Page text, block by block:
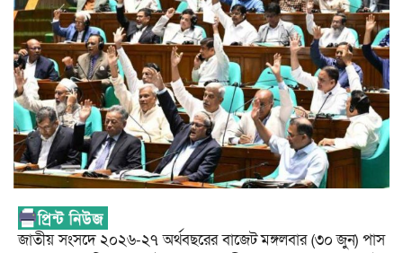
জাতীয় সংসদে ২০২৬-২৭ অর্থবছরের বাজেট মঙ্গলবার (৩০ জুন) পাস